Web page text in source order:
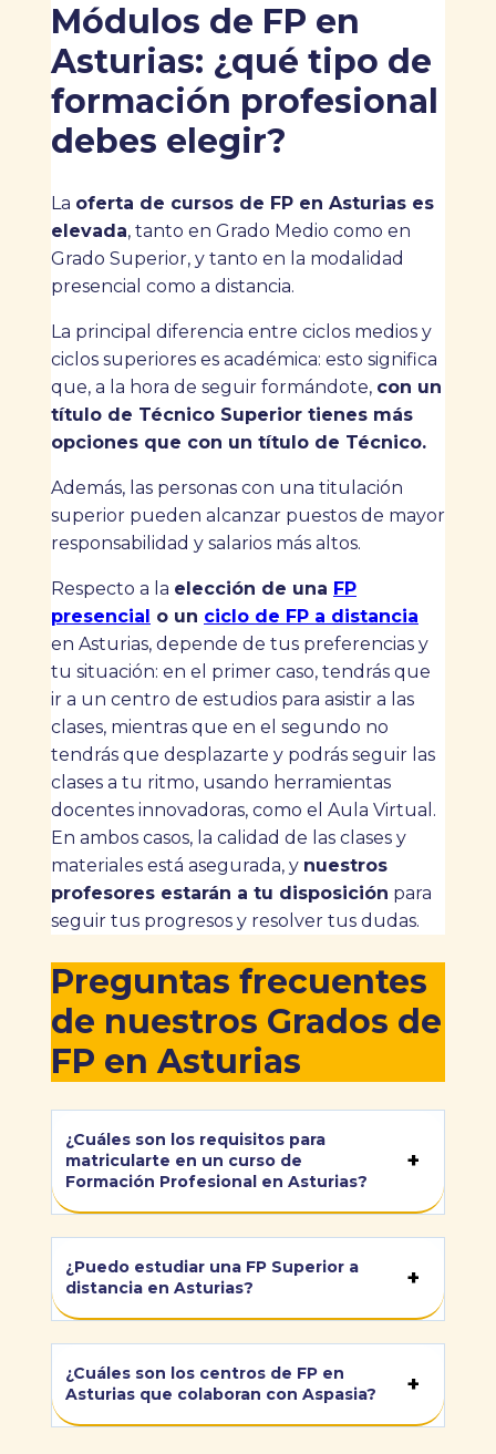
Módulos de FP en
Asturias: ¿qué tipo de
formación profesional
debes elegir?
La oferta de cursos de FP en Asturias es
elevada, tanto en Grado Medio como en
Grado Superior, y tanto en la modalidad
presencial como a distancia.
La principal diferencia entre ciclos medios y
ciclos superiores es académica: esto significa
que, a la hora de seguir formándote, con un
título de Técnico Superior tienes más
opciones que con un título de Técnico.
Además, las personas con una titulación
superior pueden alcanzar puestos de mayor
responsabilidad y salarios más altos.
Respecto a la elección de una FP
presencial o un ciclo de FP a distancia
en Asturias, depende de tus preferencias y
tu situación: en el primer caso, tendrás que
ir a un centro de estudios para asistir a las
clases, mientras que en el segundo no
tendrás que desplazarte y podrás seguir las
clases a tu ritmo, usando herramientas
docentes innovadoras, como el Aula Virtual.
En ambos casos, la calidad de las clases y
materiales está asegurada, y nuestros
profesores estarán a tu disposición para
seguir tus progresos y resolver tus dudas.
Preguntas frecuentes
de nuestros Grados de
FP en Asturias
¿Cuáles son los requisitos para
matricularte en un curso de
Formación Profesional en Asturias?
¿Puedo estudiar una FP Superior a
distancia en Asturias?
¿Cuáles son los centros de FP en
Asturias que colaboran con Aspasia?